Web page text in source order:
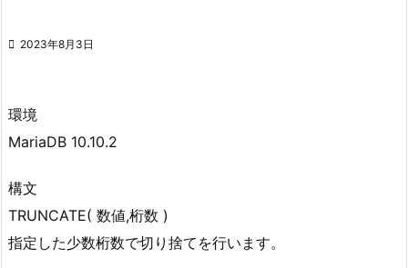
 2023年8月3日
環境
MariaDB 10.10.2
構文
TRUNCATE( 数値,桁数 )
指定した少数桁数で切り捨てを行います。